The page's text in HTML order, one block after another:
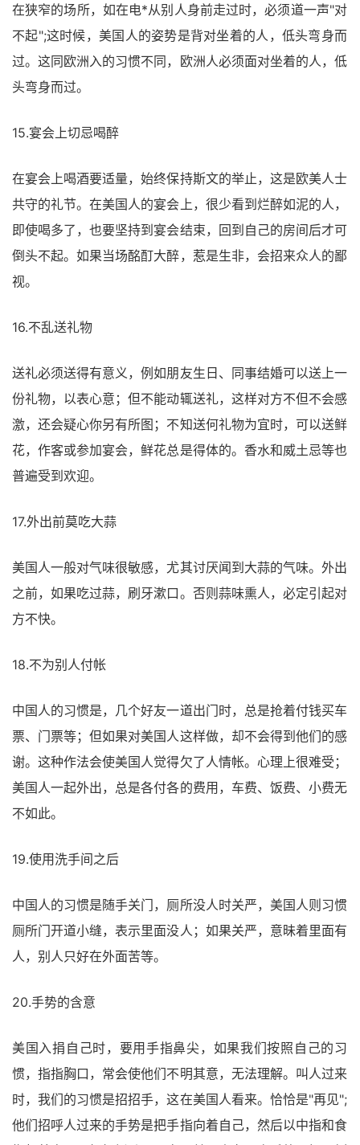
在狭窄的场所，如在电*从别人身前走过时，必须道一声"对
不起";这时候，美国人的姿势是背对坐着的人，低头弯身而
过。这同欧洲入的习惯不同，欧洲人必须面对坐着的人，低
头弯身而过。
15.宴会上切忌喝醉
在宴会上喝酒要适量，始终保持斯文的举止，这是欧美人士
共守的礼节。在美国人的宴会上，很少看到烂醉如泥的人，
即使喝多了，也要坚持到宴会结束，回到自己的房间后才可
倒头不起。如果当场酩酊大醉，惹是生非，会招来众人的鄙
视。
16.不乱送礼物
送礼必须送得有意义，例如朋友生日、同事结婚可以送上一
份礼物，以表心意；但不能动辄送礼，这样对方不但不会感
激，还会疑心你另有所图；不知送何礼物为宜时，可以送鲜
花，作客或参加宴会，鲜花总是得体的。香水和威土忌等也
普遍受到欢迎。
17.外出前莫吃大蒜
美国人一般对气味很敏感，尤其讨厌闻到大蒜的气味。外出
之前，如果吃过蒜，刷牙漱口。否则蒜味熏人，必定引起对
方不快。
18.不为别人付帐
中国人的习惯是，几个好友一道出门时，总是抢着付钱买车
票、门票等；但如果对美国人这样做，却不会得到他们的感
谢。这种作法会使美国人觉得欠了人情帐。心理上很难受；
美国人一起外出，总是各付各的费用，车费、饭费、小费无
不如此。
19.使用洗手间之后
中国人的习惯是随手关门，厕所没人时关严，美国人则习惯
厕所门开道小缝，表示里面没人；如果关严，意昧着里面有
人，别人只好在外面苦等。
20.手势的含意
美国入捐自己时，要用手指鼻尖，如果我们按照自己的习
惯，指指胸口，常会使他们不明其意，无法理解。叫人过来
时，我们的习惯是招招手，这在美国人看来。恰恰是"再见";
他们招呼人过来的手势是把手指向着自己，然后以中指和食